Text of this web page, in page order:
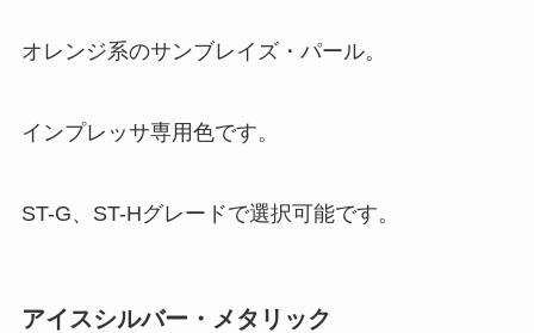
オレンジ系のサンブレイズ・パール。
インプレッサ専用色です。
ST-G、ST-Hグレードで選択可能です。
アイスシルバー・メタリック